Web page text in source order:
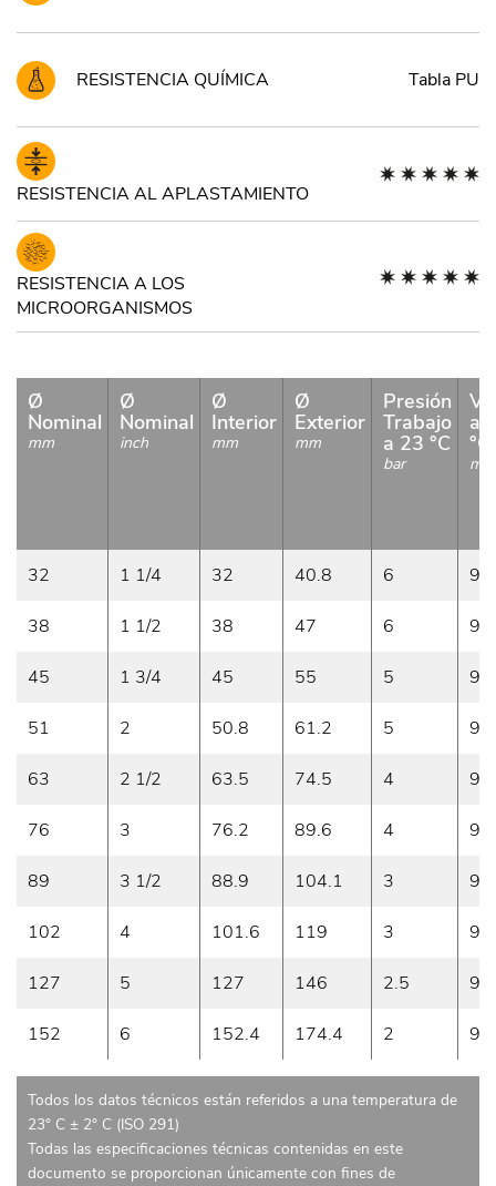
RESISTENCIA QUÍMICA Tabla PU
RESISTENCIA AL APLASTAMIENTO
RESISTENCIA A LOS
MICROORGANISMOS
Ø
Nominal
mm
Ø
Nominal
inch
Ø
Interior
mm
Ø
Exterior
mm
Presión
Trabajo
a 23 °C
bar
a
°C
m/
32 1 1/4 32 40.8 6 9
38 1 1/2 38 47 6 9
45 1 3/4 45 55 5 9
51 2 50.8 61.2 5 9
63 2 1/2 63.5 74.5 4 9
76 3 76.2 89.6 4 9
89 3 1/2 88.9 104.1 3 9
102 4 101.6 119 3 9
127 5 127 146 2.5 9
152 6 152.4 174.4 2 9
Todos los datos técnicos están referidos a una temperatura de
23° C ± 2° C (ISO 291)
Todas las especificaciones técnicas contenidas en este
documento se proporcionan únicamente con fines de